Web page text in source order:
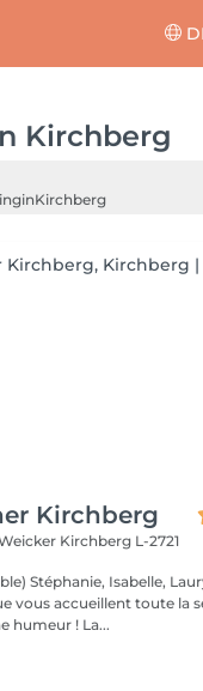
Kirchberg
inKirchberg
Kirchberg
Kirchberg L-2721
Stéphanie, Isabelle,
vous accueillent toute la
20h dans la bonne humeur ! La...